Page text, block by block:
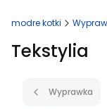
modre kotki
Tekstylia
Wyprawka